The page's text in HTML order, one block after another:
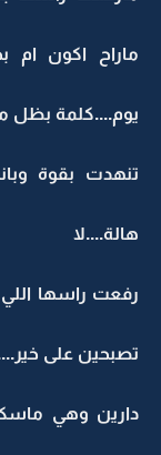
ماراح اكون ام
يوم....كلمة بظل
تنهدت بقوة
هالة....لا
رفعت راسها
تصبحين على
دارين وهي